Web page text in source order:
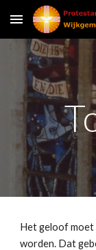
Skip to main
Het geloof moet
worden. Dat